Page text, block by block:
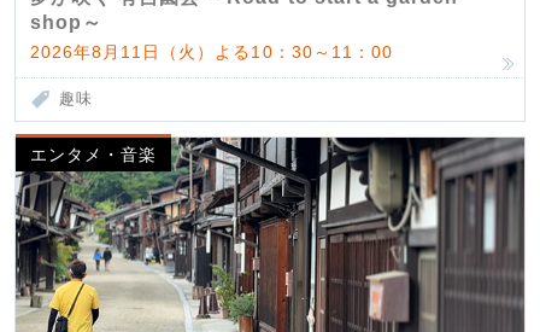
shop～
2026年8月11日（火）よる10：30～11：00
趣味
エンタメ・音楽